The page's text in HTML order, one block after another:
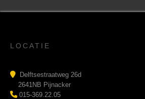
LOCATIE
Delftsestraatweg 26d
2641NB Pijnacker
015-369.22.05